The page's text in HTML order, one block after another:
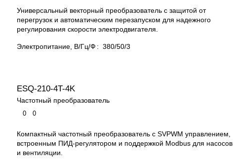
Универсальный векторный преобразователь с защитой от
перегрузок и автоматическим перезапуском для надежного
регулирования скорости электродвигателя.
Электропитание, В/Гц/Ф : 380/50/3
ESQ-210-4T-4K
Частотный преобразователь
0 0
Компактный частотный преобразователь с SVPWM управлением,
встроенным ПИД-регулятором и поддержкой Modbus для насосов
и вентиляции.